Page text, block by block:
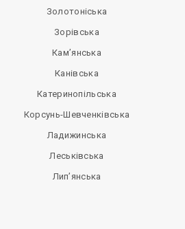
Золотоніська
Зорівська
Кам’янська
Канівська
Катеринопільська
Корсунь-Шевченківська
Ладижинська
Леськівська
Лип’янська